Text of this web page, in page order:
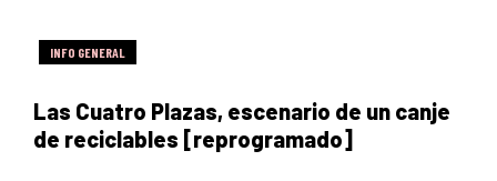
INFO GENERAL
Las Cuatro Plazas, escenario de un canje
de reciclables [reprogramado]